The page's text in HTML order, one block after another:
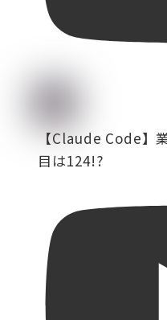
【Claude Code】
目は124!?